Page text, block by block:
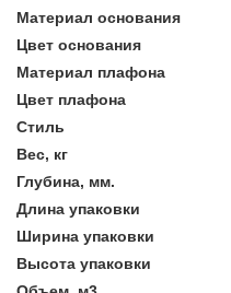
Материал основания
Цвет основания
Материал плафона
Цвет плафона
Стиль
Вес, кг
Глубина, мм.
Длина упаковки
Ширина упаковки
Высота упаковки